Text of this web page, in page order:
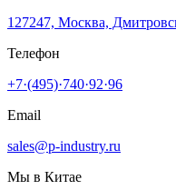
127247, Москва,
Телефон
+7·(495)·740·92·96
Email
sales@p-industry.ru
Мы в Китае